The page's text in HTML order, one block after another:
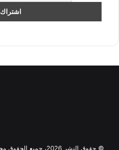
© حقوق النشر 2026، جميع الحقوق محفوظة |